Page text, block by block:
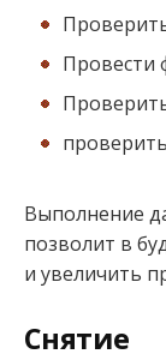
Провести
Выполнение
позволит в
и увеличить
Снятие